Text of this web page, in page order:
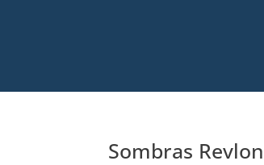
Sombras